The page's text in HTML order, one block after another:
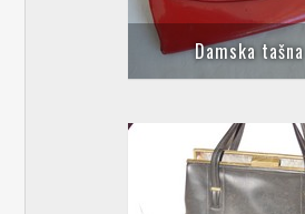
Damska tašna